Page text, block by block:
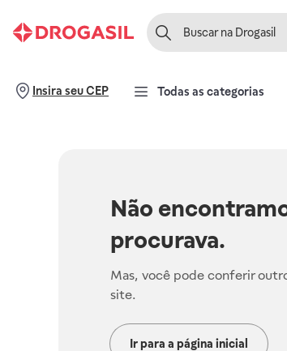
Insira seu CEP Todas as categorias
Não
procurava.
Mas, você pode conferir
site.
Ir para a página inicial